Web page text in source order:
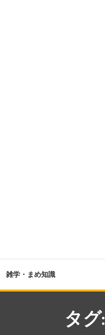
雑学・まめ知識
タグ: